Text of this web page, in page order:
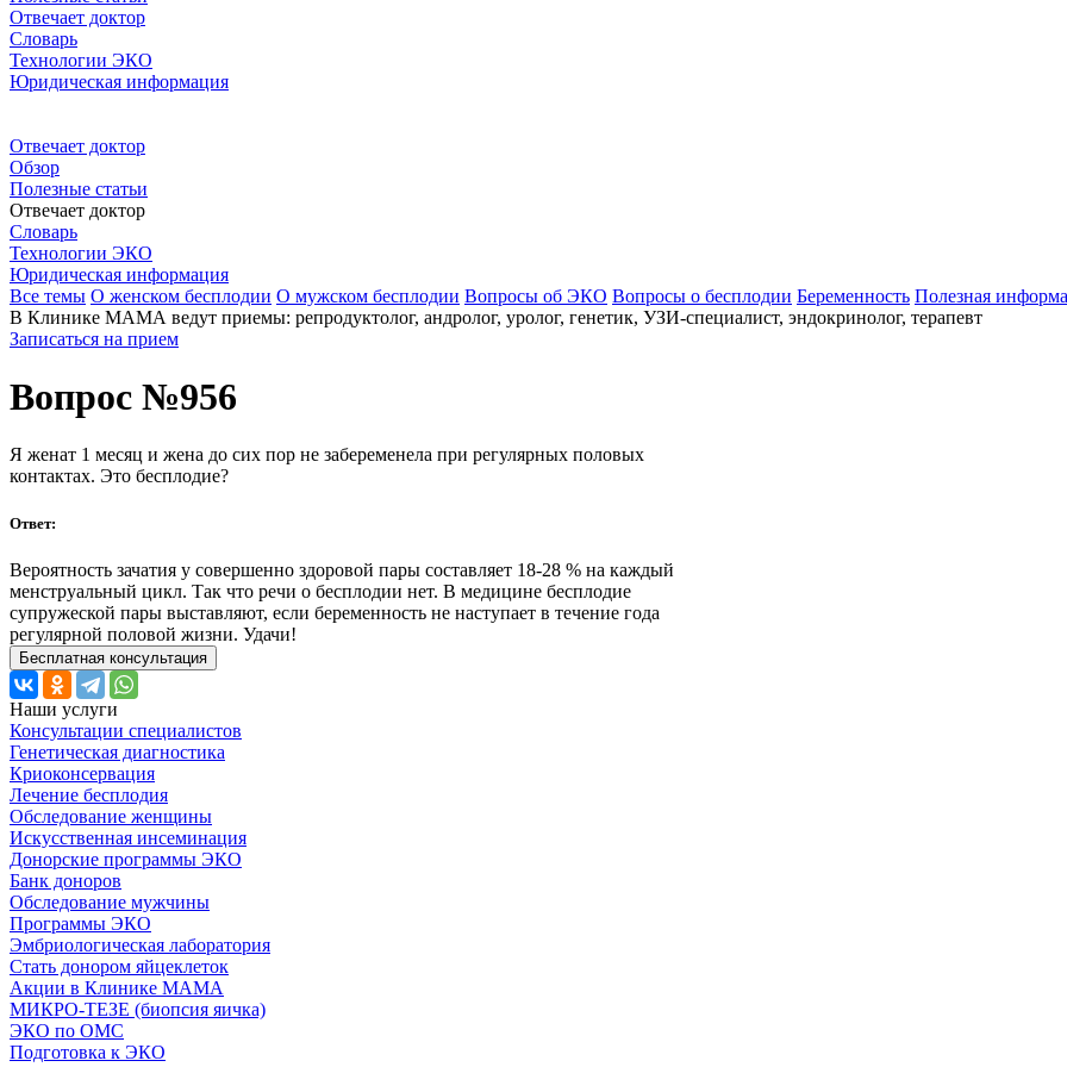
Отвечает доктор
Словарь
Технологии ЭКО
Юридическая информация
Отвечает доктор
Обзор
Полезные статьи
Отвечает доктор
Словарь
Технологии ЭКО
Юридическая информация
Все темы О женском бесплодии О мужском бесплодии Вопросы об ЭКО Вопросы о бесплодии Беременность Полезная
В Клинике МАМА ведут приемы: репродуктолог, андролог, уролог, генетик, УЗИ-специалист, эндокринолог, терапевт
Записаться на прием
Вопрос №956
Я женат 1 месяц и жена до сих пор не забеременела при регулярных половых
контактах. Это бесплодие?
Ответ:
Вероятность зачатия у совершенно здоровой пары составляет 18-28 % на каждый
менструальный цикл. Так что речи о бесплодии нет. В медицине бесплодие
супружеской пары выставляют, если беременность не наступает в течение года
регулярной половой жизни. Удачи!
Бесплатная консультация
Наши услуги
Консультации специалистов
Генетическая диагностика
Криоконсервация
Лечение бесплодия
Обследование женщины
Искусственная инсеминация
Донорские программы ЭКО
Банк доноров
Обследование мужчины
Программы ЭКО
Эмбриологическая лаборатория
Стать донором яйцеклеток
Акции в Клинике МАМА
МИКРО-ТЕЗЕ (биопсия яичка)
ЭКО по ОМС
Подготовка к ЭКО